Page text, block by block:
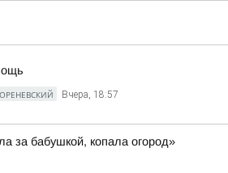
Вчера, 18:57
за бабушкой, копала огород»